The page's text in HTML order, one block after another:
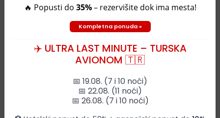
Vila Palm Beach
🔥 Popusti do 35%– rezervišite dok ima mesta!
Kompletna ponuda »
✈️ ULTRA LAST MINUTE – TURSKA
AVIONOM 🇹🇷
📅 19.08. (7 i 10 noći)
📅 22.08. (11 noći)
📅 26.08. (7 i 10 noći)